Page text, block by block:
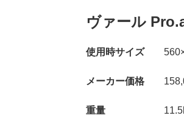
ヴァール
使用時サイズ
メーカー価格
重量